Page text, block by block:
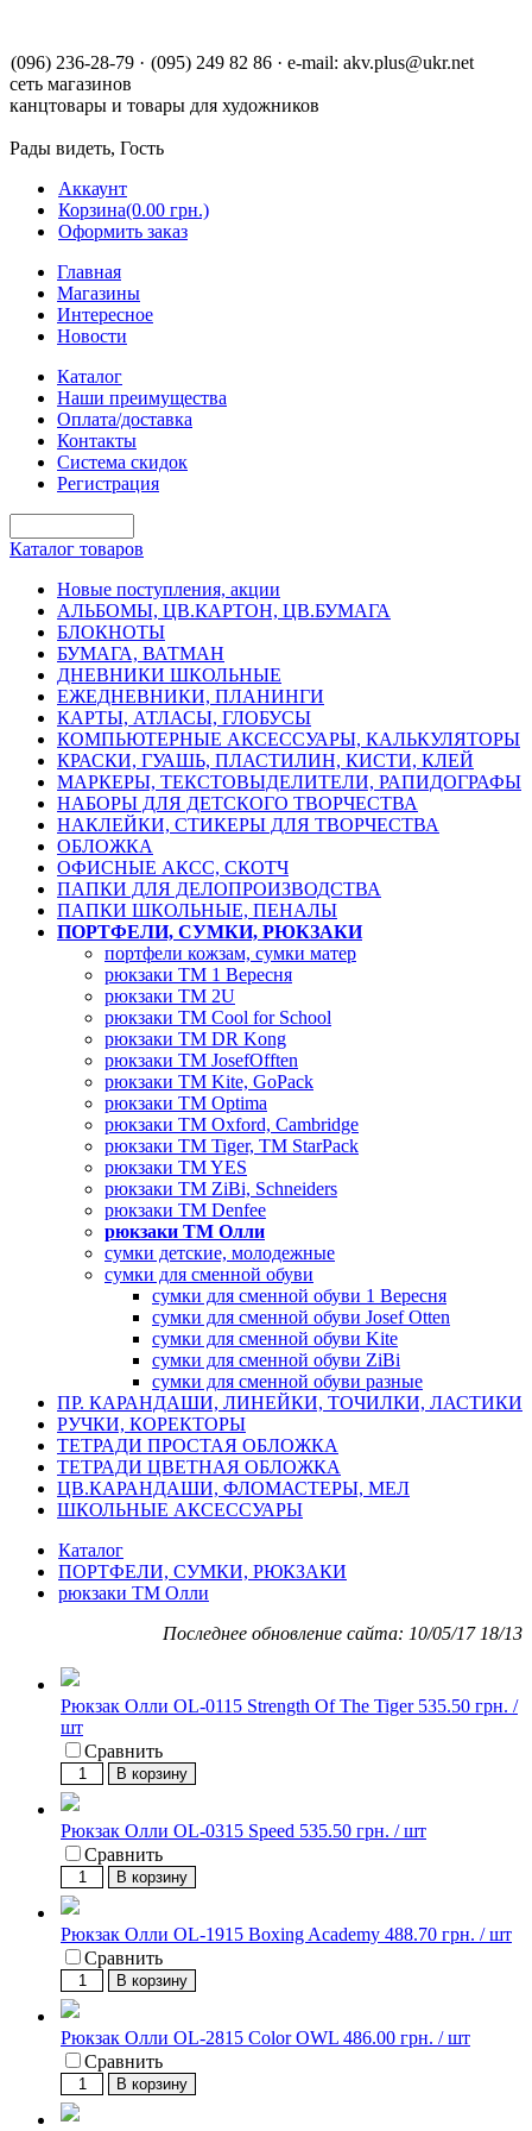
(096) 236-28-79 · (095) 249 82 86 · e-mail: akv.plus@ukr.net
сеть магазинов
канцтовары и товары для художников
Рады видеть, Гость
Аккаунт
Корзина(0.00 грн.)
Оформить заказ
Главная
Магазины
Интересное
Новости
Каталог
Наши преимущества
Оплата/доставка
Контакты
Система скидок
Регистрация
Каталог товаров
Новые поступления, акции
АЛЬБОМЫ, ЦВ.КАРТОН, ЦВ.БУМАГА
БЛОКНОТЫ
БУМАГА, ВАТМАН
ДНЕВНИКИ ШКОЛЬНЫЕ
ЕЖЕДНЕВНИКИ, ПЛАНИНГИ
КАРТЫ, АТЛАСЫ, ГЛОБУСЫ
КОМПЬЮТЕРНЫЕ АКСЕССУАРЫ, КАЛЬКУЛЯТОРЫ
КРАСКИ, ГУАШЬ, ПЛАСТИЛИН, КИСТИ, КЛЕЙ
МАРКЕРЫ, ТЕКСТОВЫДЕЛИТЕЛИ, РАПИДОГРАФЫ
НАБОРЫ ДЛЯ ДЕТСКОГО ТВОРЧЕСТВА
НАКЛЕЙКИ, СТИКЕРЫ ДЛЯ ТВОРЧЕСТВА
ОБЛОЖКА
ОФИСНЫЕ АКСС, СКОТЧ
ПАПКИ ДЛЯ ДЕЛОПРОИЗВОДСТВА
ПАПКИ ШКОЛЬНЫЕ, ПЕНАЛЫ
ПОРТФЕЛИ, СУМКИ, РЮКЗАКИ
портфели кожзам, сумки матер
рюкзаки TM 1 Вересня
рюкзаки TM 2U
рюкзаки TM Cool for School
рюкзаки TM DR Kong
рюкзаки TM JosefOfften
рюкзаки TM Kite, GoPack
рюкзаки TM Optima
рюкзаки TM Oxford, Cambridge
рюкзаки TM Tiger, TM StarPack
рюкзаки TM YES
рюкзаки TM ZiBi, Schneiders
рюкзаки ТМ Denfee
рюкзаки ТМ Олли
сумки детские, молодежные
сумки для сменной обуви
сумки для сменной обуви 1 Вересня
сумки для сменной обуви Josef Otten
сумки для сменной обуви Kite
сумки для сменной обуви ZiBi
сумки для сменной обуви разные
ПР. КАРАНДАШИ, ЛИНЕЙКИ, ТОЧИЛКИ, ЛАСТИКИ
РУЧКИ, КОРЕКТОРЫ
ТЕТРАДИ ПРОСТАЯ ОБЛОЖКА
ТЕТРАДИ ЦВЕТНАЯ ОБЛОЖКА
ЦВ.КАРАНДАШИ, ФЛОМАСТЕРЫ, МЕЛ
ШКОЛЬНЫЕ АКСЕССУАРЫ
Каталог
ПОРТФЕЛИ, СУМКИ, РЮКЗАКИ
рюкзаки ТМ Олли
Последнее обновление сайта: 10/05/17 18/13
Рюкзак Олли OL-0115 Strength Of The Tiger 535.50 грн. /
шт
Сравнить
В корзину
Рюкзак Олли OL-0315 Speed 535.50 грн. / шт
Сравнить
В корзину
Рюкзак Олли OL-1915 Boxing Academy 488.70 грн. / шт
Сравнить
В корзину
Рюкзак Олли OL-2815 Color OWL 486.00 грн. / шт
Сравнить
В корзину